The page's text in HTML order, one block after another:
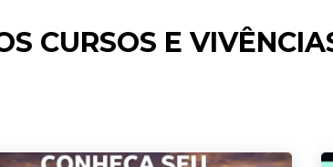
CURSOS E